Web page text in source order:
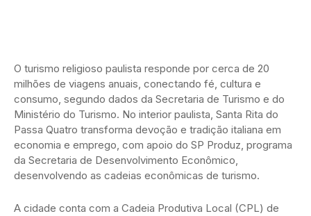
O turismo religioso paulista responde por cerca de 20
milhões de viagens anuais, conectando fé, cultura e
consumo, segundo dados da Secretaria de Turismo e do
Ministério do Turismo. No interior paulista, Santa Rita do
Passa Quatro transforma devoção e tradição italiana em
economia e emprego, com apoio do SP Produz, programa
da Secretaria de Desenvolvimento Econômico,
desenvolvendo as cadeias econômicas de turismo.
A cidade conta com a Cadeia Produtiva Local (CPL) de